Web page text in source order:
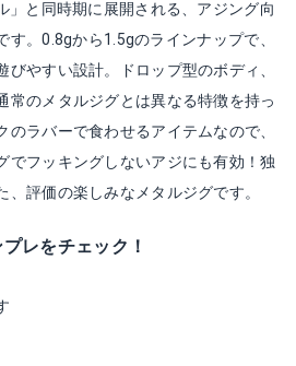
」と同時期に展開される、アジング向
す。0.8gから1.5gのラインナップで、
びやすい設計。ドロップ型のボディ、
常のメタルジグとは異なる特徴を持っ
のラバーで食わせるアイテムなので、
でフッキングしないアジにも有効！独
評価の楽しみなメタルジグです。
レをチェック！